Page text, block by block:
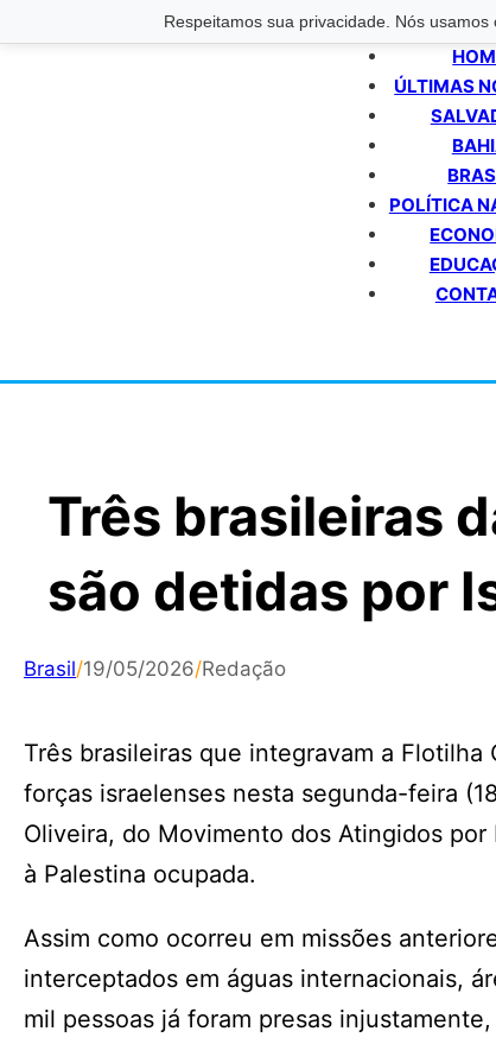
Respeitamos sua privacidade. Nós
ÚLTIMAS
POLÍTICA
Três brasileiras
são detidas por
Brasil/19/05/2026/Redação
Três brasileiras que integravam a
forças israelenses nesta segunda-feira
Oliveira, do Movimento dos Atingidos
à Palestina ocupada.
Assim como ocorreu em missões
interceptados em águas internacionais,
mil pessoas já foram presas